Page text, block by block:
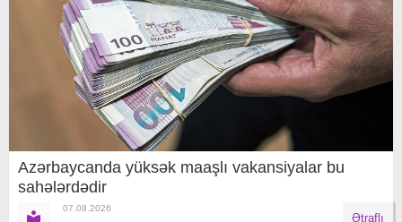
Azərbaycanda yüksək maaşlı vakansiyalar bu
sahələrdədir
07.08.2026
Ətraflı